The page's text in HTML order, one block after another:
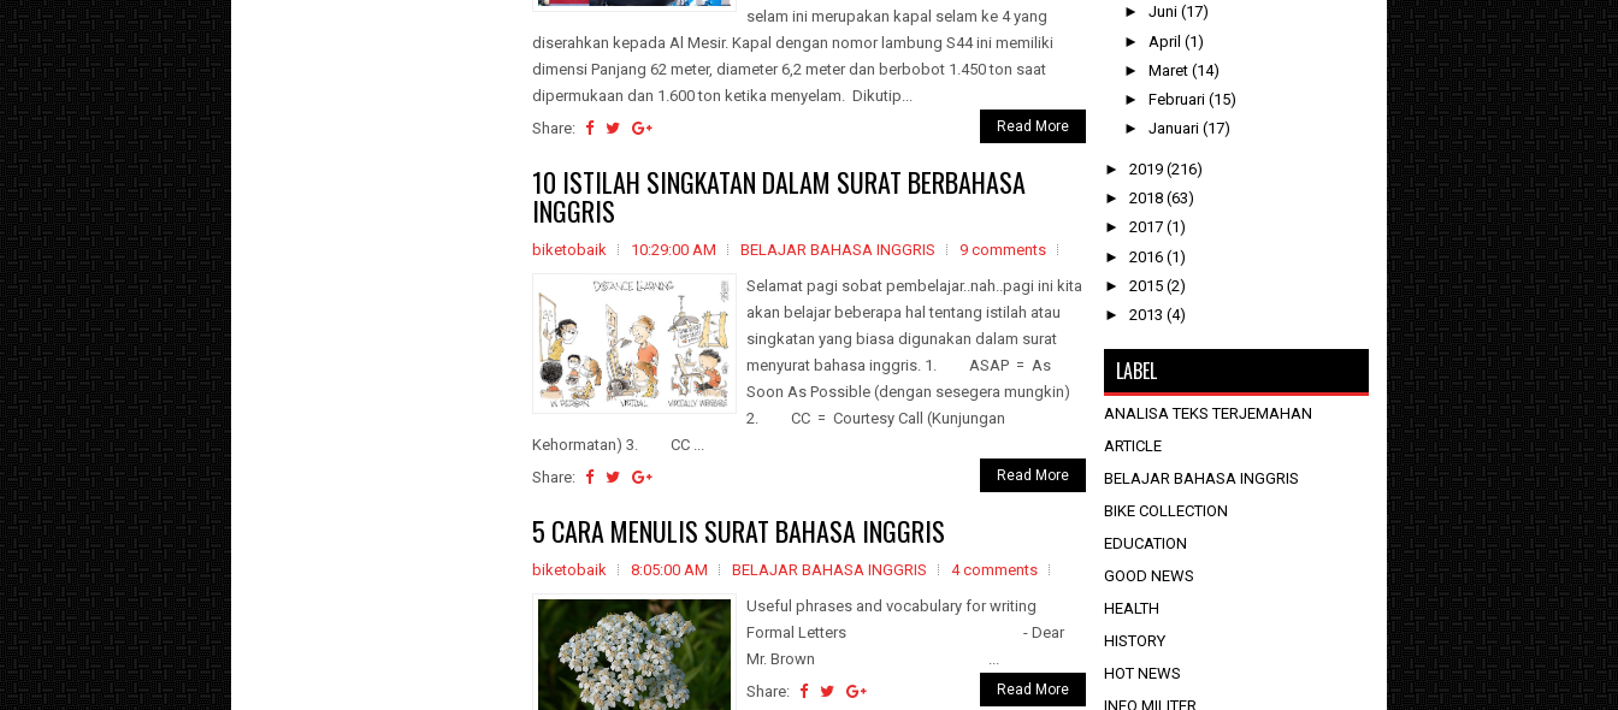
selam ini merupakan kapal selam ke 4 yang
diserahkan kepada Al Mesir. Kapal dengan nomor lambung S44 ini memiliki
dimensi Panjang 62 meter, diameter 6,2 meter dan berbobot 1.450 ton saat
dipermukaan dan 1.600 ton ketika menyelam. Dikutip...
Share:
Read More
10 ISTILAH SINGKATAN DALAM SURAT BERBAHASA
INGGRIS
biketobaik 10:29:00 AM BELAJAR BAHASA INGGRIS
9 comments
Selamat pagi sobat pembelajar..nah..pagi ini kita
akan belajar beberapa hal tentang istilah atau
singkatan yang biasa digunakan dalam surat
menyurat bahasa inggris. 1. ASAP = As
Soon As Possible (dengan sesegera mungkin)
2. CC = Courtesy Call (Kunjungan
Kehormatan) 3. CC ...
Share:
Read More
5 CARA MENULIS SURAT BAHASA INGGRIS
biketobaik 8:05:00 AM BELAJAR BAHASA INGGRIS
4 comments
Useful phrases and vocabulary for writing
Formal Letters - Dear
Mr. Brown ...
Share:
Read More
► Juni (17)
► April (1)
► Maret (14)
► Februari (15)
► Januari (17)
► 2019 (216)
► 2018 (63)
► 2017 (1)
► 2016 (1)
► 2015 (2)
► 2013 (4)
LABEL
ANALISA TEKS TERJEMAHAN
ARTICLE
BELAJAR BAHASA INGGRIS
BIKE COLLECTION
EDUCATION
GOOD NEWS
HEALTH
HISTORY
HOT NEWS
INFO MILITER